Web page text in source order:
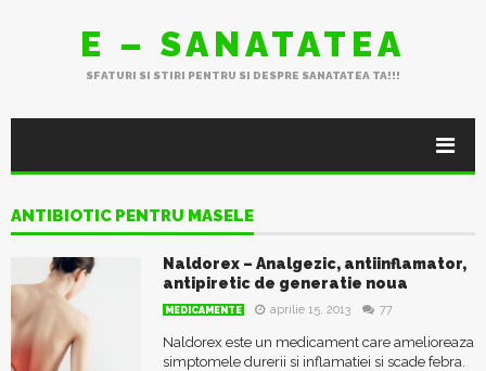
E – SANATATEA
SFATURI SI STIRI PENTRU SI DESPRE SANATATEA TA!!!
ANTIBIOTIC PENTRU MASELE
Naldorex – Analgezic, antiinflamator,
antipiretic de generatie noua
MEDICAMENTE aprilie 15, 2013 77
Naldorex este un medicament care amelioreaza
simptomele durerii si inflamatiei si scade febra.